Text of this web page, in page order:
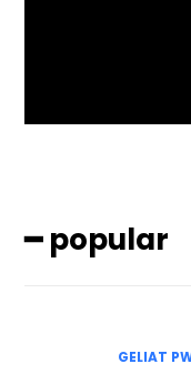
━ popular
GELIAT